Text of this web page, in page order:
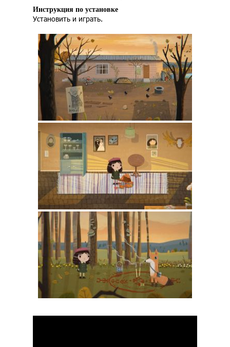
Инструкция по установке
Установить и играть.